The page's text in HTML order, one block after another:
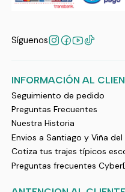
Síguenos
INFORMACIÓN AL
Seguimiento de pedido
Preguntas Frecuentes
Nuestra Historia
Envios a Santiago y Viña del
Cotiza tus trajes típicos
Preguntas frecuentes